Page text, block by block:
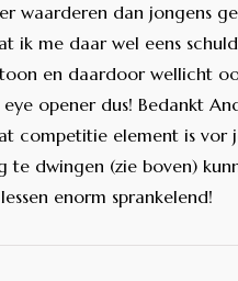
dan jongens
ik me daar wel eens
en daardoor wellicht
opener dus! Bedankt
competitie element is vor
te dwingen (zie boven)
enorm sprankelend!